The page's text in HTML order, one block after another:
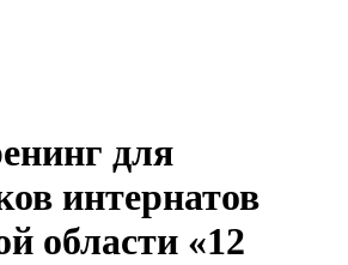
для
интернатов
области «12